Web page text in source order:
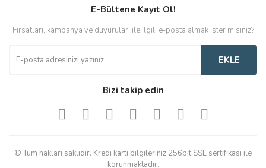
E-Bültene Kayıt Ol!
Fırsatları, kampanya ve duyuruları ile ilgili e-posta almak ister misiniz?
EKLE
Bizi takip edin
© Tüm hakları saklıdır. Kredi kartı bilgileriniz 256bit SSL sertifikası ile
korunmaktadır.